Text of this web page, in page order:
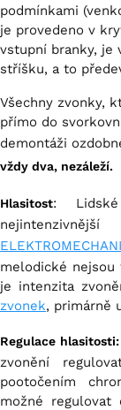
podmínkami
je provedeno v
vstupní branky, je
stříšku, a to
Všechny zvonky,
přímo do
demontáži
vždy dva, nezáleží.
Hlasitost:
melodické
je intenzita
zvonek, primárně
Regulace hlasitosti:
zvonění
pootočením
možné regulovat